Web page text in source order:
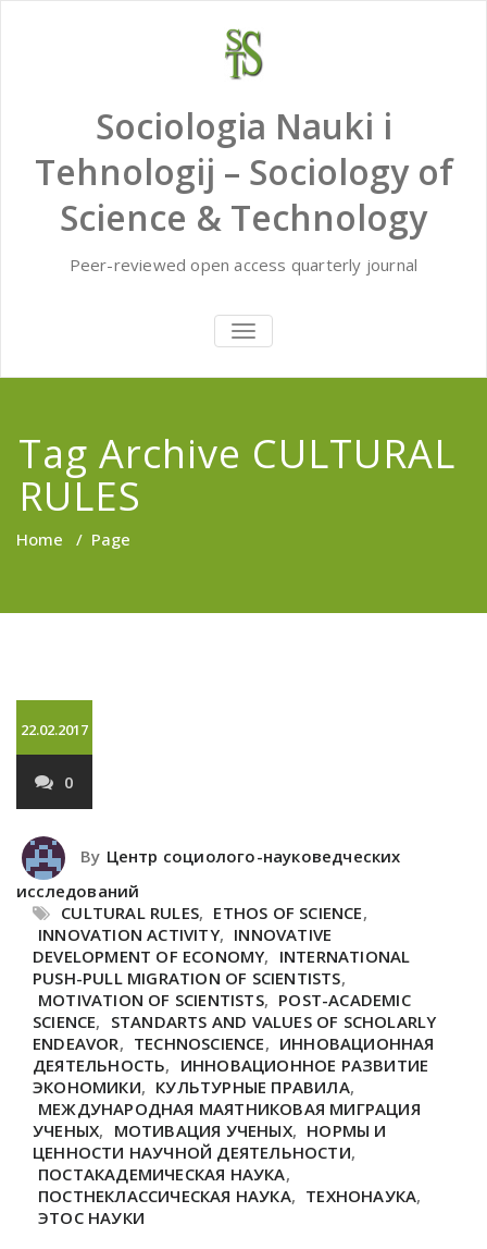
Sociologia Nauki i
Tehnologij – Sociology of
Science & Technology
Peer-reviewed open access quarterly journal
TOGGLE
NAVIGATION
Tag Archive CULTURAL
RULES
Home / Page
22.02.2017
0
By Центр социолого-науковедческих
исследований
CULTURAL RULES, ETHOS OF SCIENCE,
INNOVATION ACTIVITY, INNOVATIVE
DEVELOPMENT OF ECONOMY, INTERNATIONAL
PUSH-PULL MIGRATION OF SCIENTISTS,
MOTIVATION OF SCIENTISTS, POST-ACADEMIC
SCIENCE, STANDARTS AND VALUES OF SCHOLARLY
ENDEAVOR, TECHNOSCIENCE, ИННОВАЦИОННАЯ
ДЕЯТЕЛЬНОСТЬ, ИННОВАЦИОННОЕ РАЗВИТИЕ
ЭКОНОМИКИ, КУЛЬТУРНЫЕ ПРАВИЛА,
МЕЖДУНАРОДНАЯ МАЯТНИКОВАЯ МИГРАЦИЯ
УЧЕНЫХ, МОТИВАЦИЯ УЧЕНЫХ, НОРМЫ И
ЦЕННОСТИ НАУЧНОЙ ДЕЯТЕЛЬНОСТИ,
ПОСТАКАДЕМИЧЕСКАЯ НАУКА,
ПОСТНЕКЛАССИЧЕСКАЯ НАУКА, ТЕХНОНАУКА,
ЭТОС НАУКИ